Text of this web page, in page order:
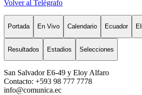
Volver al Telégrafo
Portada En Vivo Calendario Ecuador
Resultados Estadios Selecciones
San Salvador E6-49 y Eloy Alfaro
Contacto: +593 98 777 7778
info@comunica.ec